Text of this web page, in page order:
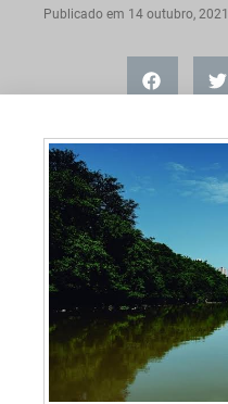
Publicado em 14 outubro, 2021